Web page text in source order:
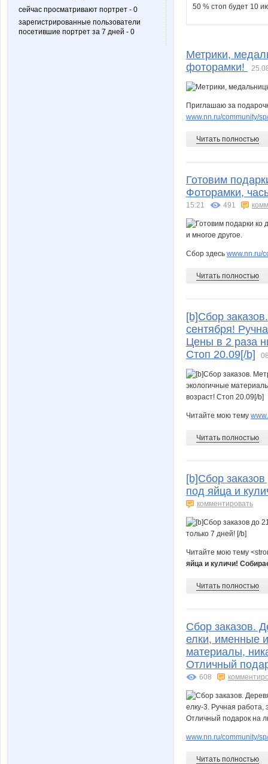
сейчас просматривают портрет - 0
зарегистрированные пользователи
посетившие портрет за 7 дней - 0
50 % стоп будет 10
Метрики,
фоторамки!
Приглашаю за
www.nn.ru/community/
Читать полностью
Готовим
Фоторамки,
15:21 491
Сбор здесь www.nn.ru/
Читать полностью
[b]Сбор
сентября!
Цены в 2 раза
Стоп 20.09[/b]
Читайте мою тему
Читать полностью
[b]Сбор
под яйца и
комментировать
Читайте мою тему
яйца и куличи!
Читать полностью
Сбор заказов.
елки, именные
материалы,
Отличный
608
www.nn.ru/community/
Читать полностью